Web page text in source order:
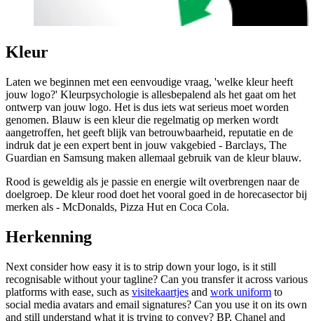
Kleur
Laten we beginnen met een eenvoudige vraag, 'welke kleur heeft
jouw logo?' Kleurpsychologie is allesbepalend als het gaat om het
ontwerp van jouw logo. Het is dus iets wat serieus moet worden
genomen. Blauw is een kleur die regelmatig op merken wordt
aangetroffen, het geeft blijk van betrouwbaarheid, reputatie en de
indruk dat je een expert bent in jouw vakgebied - Barclays, The
Guardian en Samsung maken allemaal gebruik van de kleur blauw.
Rood is geweldig als je passie en energie wilt overbrengen naar de
doelgroep. De kleur rood doet het vooral goed in de horecasector bij
merken als - McDonalds, Pizza Hut en Coca Cola.
Herkenning
Next consider how easy it is to strip down your logo, is it still
recognisable without your tagline? Can you transfer it across various
platforms with ease, such as visitekaartjes and work uniform to
social media avatars and email signatures? Can you use it on its own
and still understand what it is trying to convey? BP, Chanel and